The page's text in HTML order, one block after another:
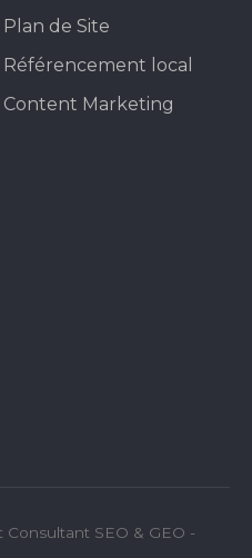
Plan de Site
Référencement local
Content Marketing
SEO & GEO -